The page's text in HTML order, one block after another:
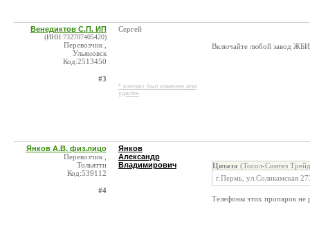
Венедиктов С.П. ИП
(ИНН:732707405420)
Перевозчик ,
Ульяновск
Код:2513450
#3
Сергей
* контакт был изменен или
удален
Включайте любой завод ЖБИ:
Янков А.В. физ.лицо
Перевозчик ,
Тольятти
Код:539112
#4
Янков
Александр
Владимирович
Цитата (Тосол-Синтез
г.Пермь, ул.Соликамская
Телефоны этих пропарок не